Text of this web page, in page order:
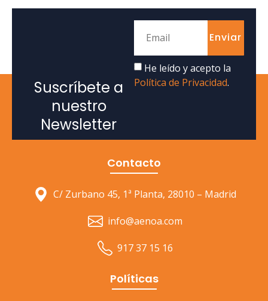
Suscríbete a
nuestro
Newsletter
He leído y acepto la
Política de Privacidad.
Enviar
Contacto
C/ Zurbano 45, 1ª Planta, 28010 – Madrid
info@aenoa.com
917 37 15 16
Políticas